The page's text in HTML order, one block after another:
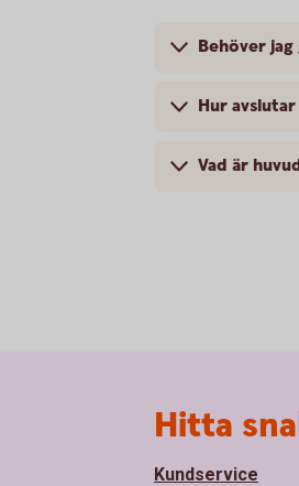
Behöver
Hur
Vad är
Hitta
Kundservice